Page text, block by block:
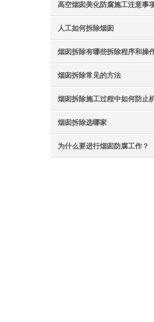
高空烟囱美化防腐施工注意事
人工如何拆除烟囱
烟囱拆除常见的方法
烟囱拆除选哪家
为什么要进行烟囱防腐工作？